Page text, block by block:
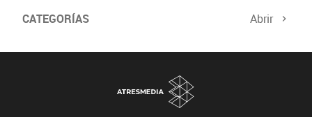
CATEGORÍAS Abrir